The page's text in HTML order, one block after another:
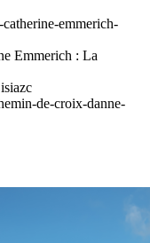
emmerich-
Emmerich : La
de-croix-danne-